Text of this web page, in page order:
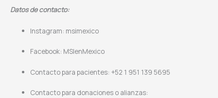
Datos de contacto:
Instagram: msimexico
Facebook: MSIenMexico
Contacto para pacientes: +52 1 951 139 5695
Contacto para donaciones o alianzas: